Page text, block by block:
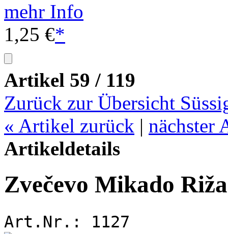
mehr Info
1,25 €*
Artikel 59 / 119
Zurück zur Übersicht
« Artikel zurück | nächster
Artikeldetails
Zvečevo Mikado
Art.Nr.: 1127